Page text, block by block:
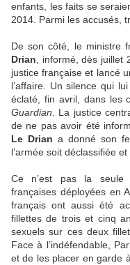
enfants, les faits se
2014. Parmi les accusés,
De son côté, le ministre
Drian , informé, dès
justice française et lancé
l’affaire. Un silence qui
éclaté, fin avril, dans les
Guardian . La justice
de ne pas avoir été
Le Drian a donné son
l’armée soit déclassifiée
Ce n’est pas la seule
françaises déployées en
français ont aussi été
fillettes de trois et cinq
sexuels sur ces deux
Face à l’indéfendable,
et de les placer en garde